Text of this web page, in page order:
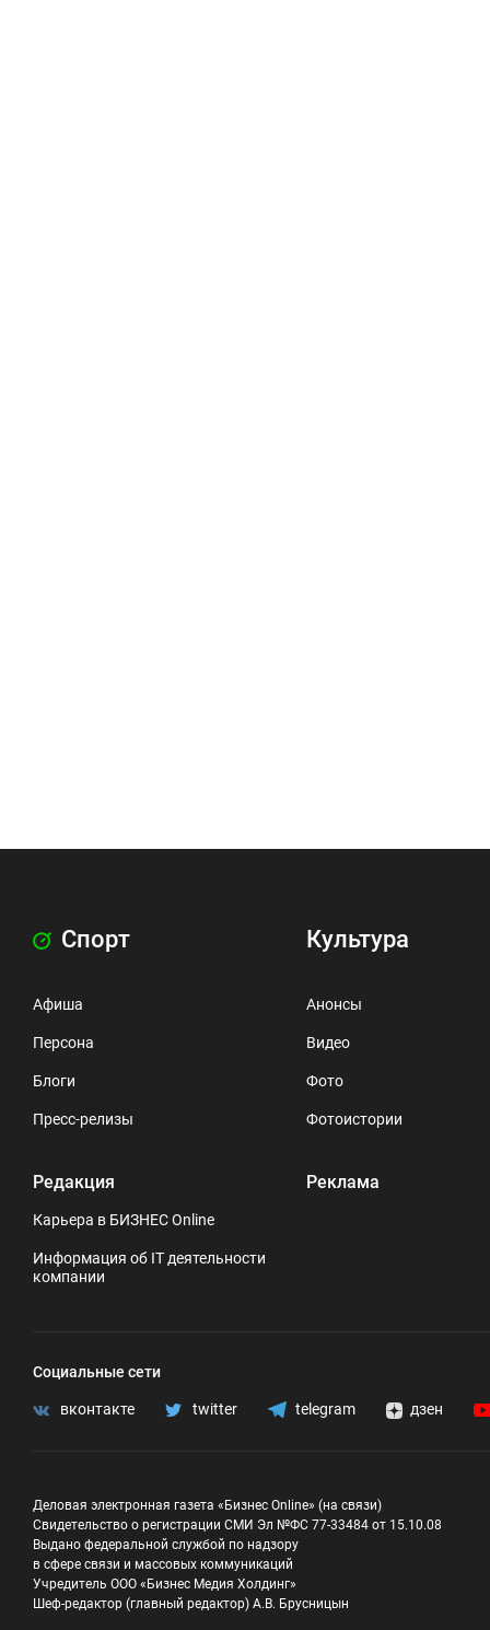
Спорт
Афиша
Персона
Блоги
Пресс-релизы
Редакция
Карьера в БИЗНЕС Online
Информация об IT деятельности
компании
Культура
Анонсы
Видео
Фото
Фотоистории
Реклама
Социальные сети
вконтакте twitter telegram дзен
Деловая электронная газета «Бизнес Online» (на связи)
Свидетельство о регистрации СМИ Эл №ФС 77-33484 от 15.10.08
Выдано федеральной службой по надзору
в сфере связи и массовых коммуникаций
Учредитель ООО «Бизнес Медия Холдинг»
Шеф-редактор (главный редактор) А.В. Брусницын